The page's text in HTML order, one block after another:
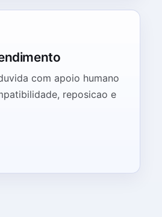
com apoio humano
reposicao e